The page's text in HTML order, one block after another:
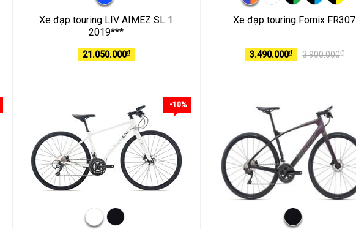
Xe đạp touring LIV AIMEZ SL 1
2019***
21.050.000₫
Xe đạp touring Fornix FR307
3.490.000₫ 3.900.000₫
-10%